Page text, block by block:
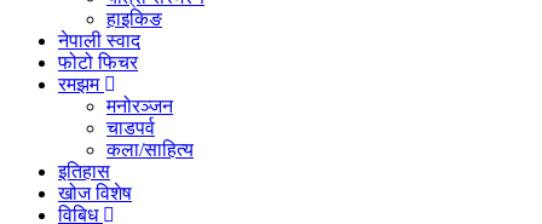
हाइकिङ
नेपाली स्वाद
फोटो फिचर
रमझम
मनोरञ्जन
चाडपर्व
कला/साहित्य
इतिहास
खोज विशेष
विबिध